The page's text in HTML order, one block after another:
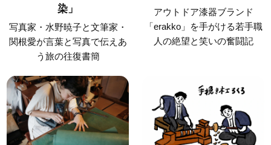
染」
写真家・水野暁子と文筆家・
関根愛が言葉と写真で伝えあ
う旅の往復書簡
アウトドア漆器ブランド
「erakko」を手がける若手職
人の絶望と笑いの奮闘記